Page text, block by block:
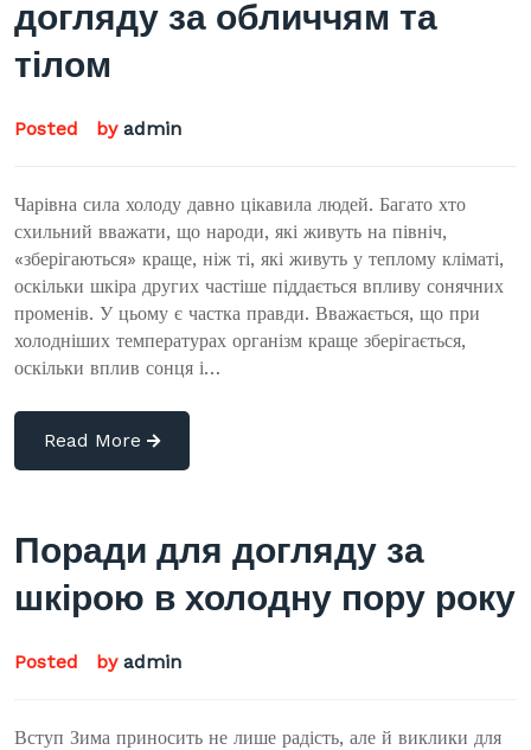
догляду за обличчям та
тілом
Posted by admin
Чарівна сила холоду давно цікавила людей. Багато хто
схильний вважати, що народи, які живуть на північ,
«зберігаються» краще, ніж ті, які живуть у теплому кліматі,
оскільки шкіра других частіше піддається впливу сонячних
променів. У цьому є частка правди. Вважається, що при
холодніших температурах організм краще зберігається,
оскільки вплив сонця і…
Read More
Поради для догляду за
шкірою в холодну пору року
Posted by admin
Вступ Зима приносить не лише радість, але й виклики для